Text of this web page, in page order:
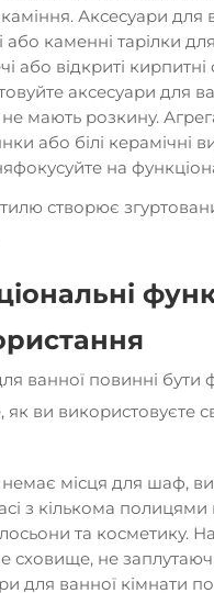
Аксесуари для
або каменні тарілки
або відкриті кирпитні
аксесуари для
мають розкину.
або білі керамічні
на
створює
ванної повинні
ви використовуєте
місця для шаф,
з кількома
та косметику.
сховище, не
для ванної кімнати